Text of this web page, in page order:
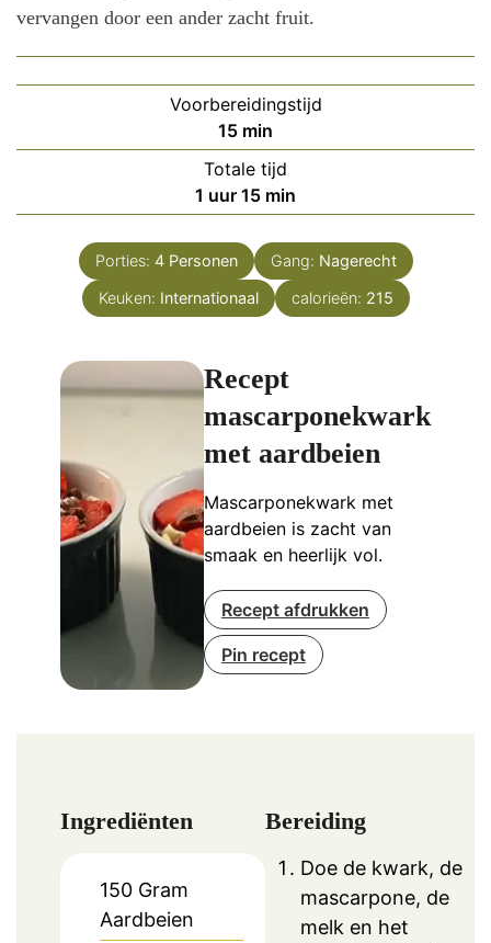
vervangen door een ander zacht fruit.
Voorbereidingstijd
15minuten
min
Totale tijd
1 uur
uur 15minuten
min
Porties: 4 Personen Gang: Nagerecht
Keuken: Internationaal calorieën: 215
Recept
mascarponekwark
met aardbeien
Mascarponekwark met
aardbeien is zacht van
smaak en heerlijk vol.
Recept afdrukken
Pin recept
Ingrediënten
150 Gram
Aardbeien
Bereiding
Doe de kwark, de
mascarpone, de
melk en het